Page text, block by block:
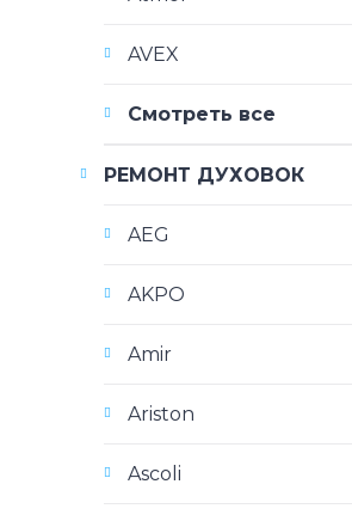
AVEX
Смотреть все
РЕМОНТ ДУХОВОК
AEG
AKPO
Amir
Ariston
Ascoli